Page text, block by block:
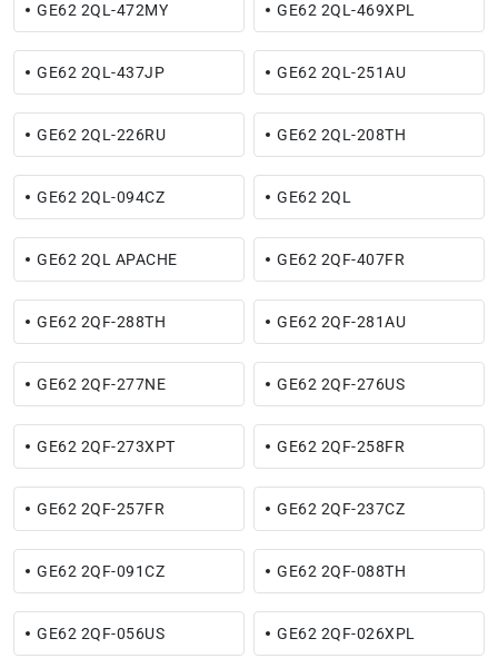
GE62 2QL-472MY GE62 2QL-469XPL
GE62 2QL-437JP GE62 2QL-251AU
GE62 2QL-226RU GE62 2QL-208TH
GE62 2QL-094CZ GE62 2QL
GE62 2QL APACHE GE62 2QF-407FR
GE62 2QF-288TH GE62 2QF-281AU
GE62 2QF-277NE GE62 2QF-276US
GE62 2QF-273XPT GE62 2QF-258FR
GE62 2QF-257FR GE62 2QF-237CZ
GE62 2QF-091CZ GE62 2QF-088TH
GE62 2QF-056US GE62 2QF-026XPL